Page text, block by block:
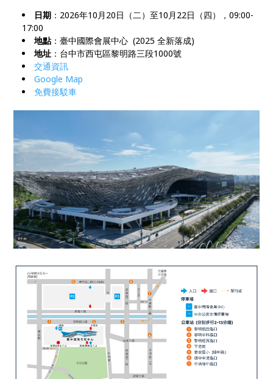
日期 ：2026年10月20日（二）至10月22日（四），09:00-
17:00
地點：臺中國際會展中心 (2025 全新落成)
地址 ：台中市西屯區黎明路三段1000號
交通資訊
Google Map
免費接駁車